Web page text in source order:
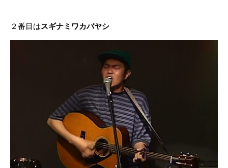
２番目はスギナミワカバヤシ